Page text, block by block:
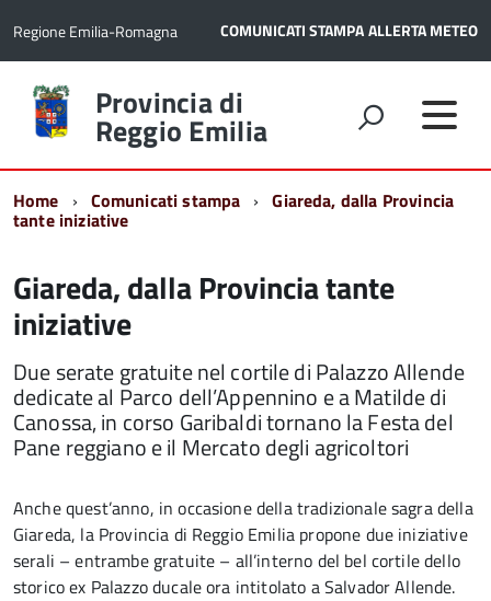
Regione Emilia-Romagna COMUNICATI STAMPAALLERTA METEO
Torna
alla
home
Provincia di
Reggio Emilia
Home Comunicati stampa Giareda, dalla Provincia
tante iniziative
Giareda, dalla Provincia tante
iniziative
Due serate gratuite nel cortile di Palazzo Allende
dedicate al Parco dell’Appennino e a Matilde di
Canossa, in corso Garibaldi tornano la Festa del
Pane reggiano e il Mercato degli agricoltori
Anche quest’anno, in occasione della tradizionale sagra della
Giareda, la Provincia di Reggio Emilia propone due iniziative
serali – entrambe gratuite – all’interno del bel cortile dello
storico ex Palazzo ducale ora intitolato a Salvador Allende.